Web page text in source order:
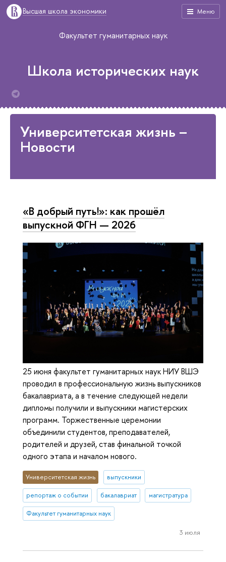
Меню
Высшая школа экономики
Факультет гуманитарных наук
Школа исторических наук
Университетская жизнь –
Новости
«В добрый путь!»: как прошёл
выпускной ФГН — 2026
25 июня факультет гуманитарных наук НИУ ВШЭ
проводил в профессиональную жизнь выпускников
бакалавриата, а в течение следующей недели
дипломы получили и выпускники магистерских
программ. Торжественные церемонии
объединили студентов, преподавателей,
родителей и друзей, став финальной точкой
одного этапа и началом нового.
Университетская жизнь выпускники
репортаж о событии бакалавриат магистратура
Факультет гуманитарных наук
3 июля